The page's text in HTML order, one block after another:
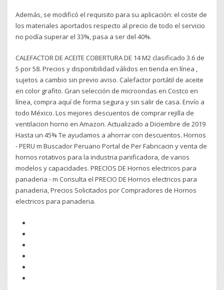
Además, se modificó el requisito para su aplicación: el coste de
los materiales aportados respecto al precio de todo el servicio
no podía superar el 33%, pasa a ser del 40%.
CALEFACTOR DE ACEITE COBERTURA DE 14 M2 clasificado 3.6 de
5 por 58. Precios y disponibilidad válidos en tienda en línea ,
sujetos a cambio sin previo aviso. Calefactor portátil de aceite
en color grafito. Gran selección de microondas en Costco en
línea, compra aquí de forma segura y sin salir de casa. Envío a
todo México. Los mejores descuentos de comprar rejilla de
ventilacion horno en Amazon. Actualizado a Diciembre de 2019
Hasta un 45% Te ayudamos a ahorrar con descuentos. Hornos
- PERU m Buscador Peruano Portal de Per Fabricacin y venta de
hornos rotativos para la industria panificadora, de varios
modelos y capacidades. PRECIOS DE Hornos electricos para
panaderia - m Consulta el PRECIO DE Hornos electricos para
panaderia, Precios Solicitados por Compradores de Hornos
electricos para panaderia.